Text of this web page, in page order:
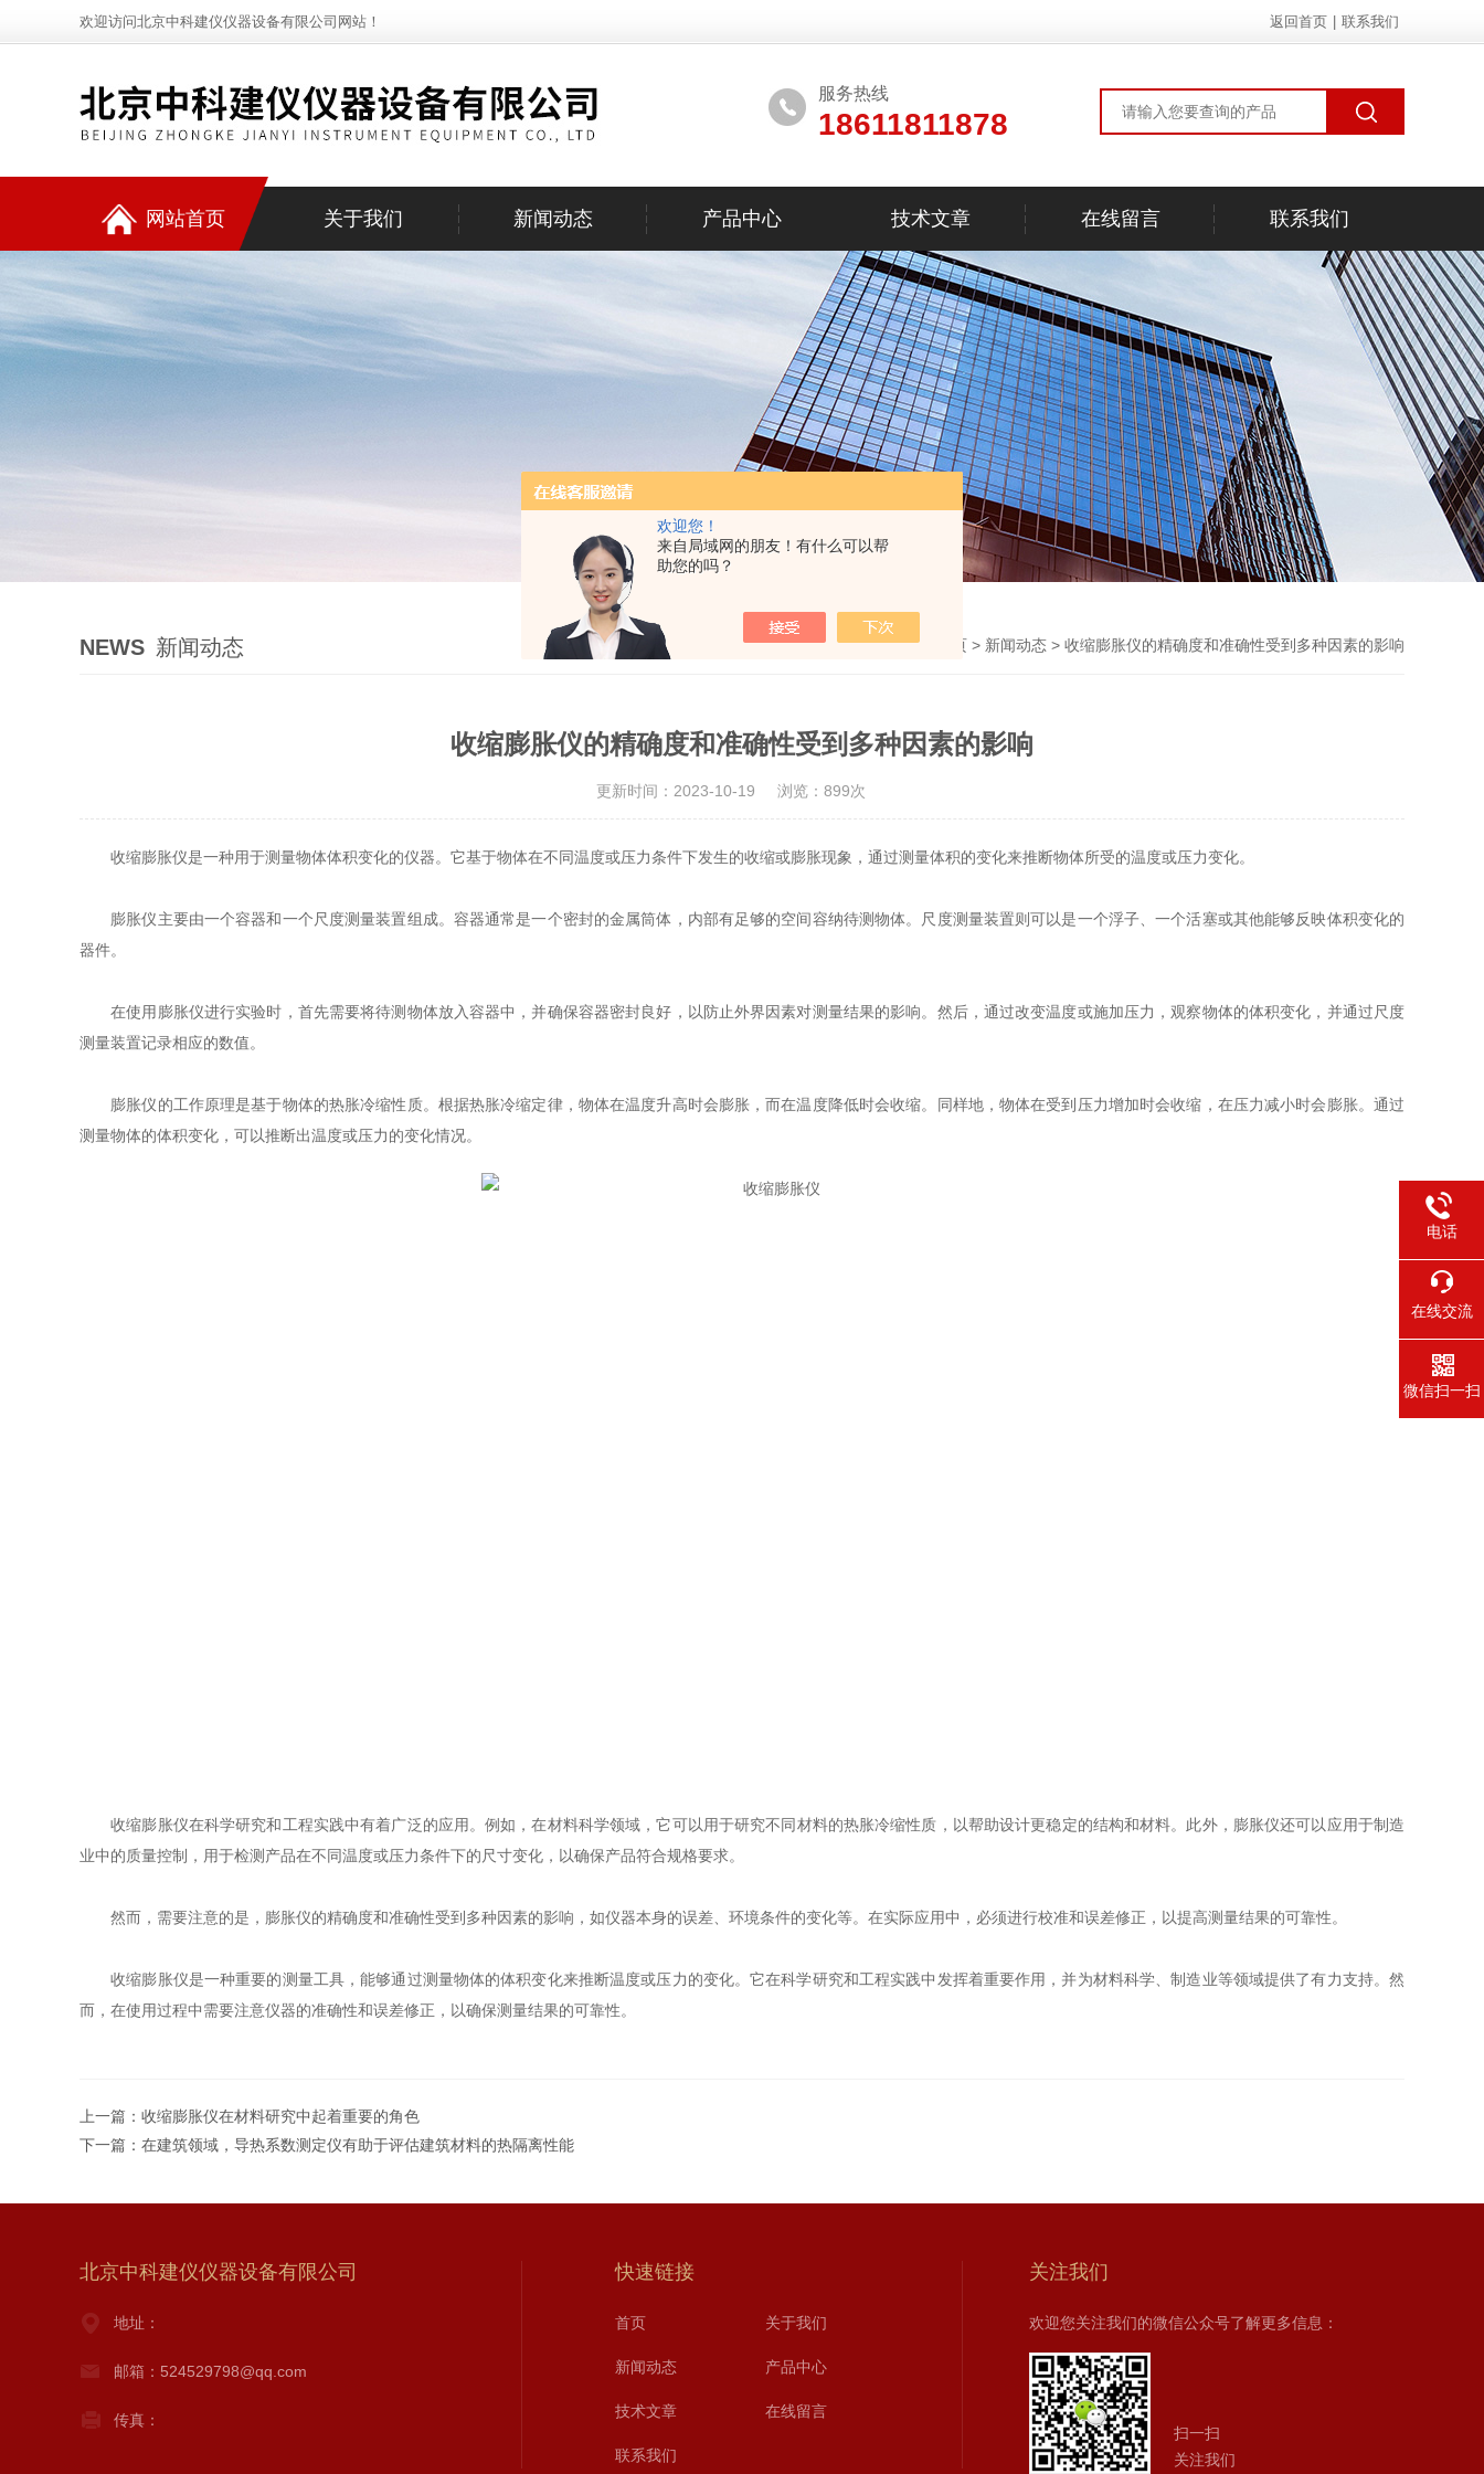
欢迎您！
来自局域网的朋友！有什么可以帮
助您的吗？
欢迎访问北京中科建仪仪器设备有限公司网站！ 返回首页 联系我们
服务热线
18611811878
网站首页 关于我们 新闻动态 产品中心 技术文章 在线留言 联系我们
NEWS 新闻动态 首页 > 新闻动态 > 收缩膨胀仪的精确度和准确性受到多种因素的影响
收缩膨胀仪的精确度和准确性受到多种因素的影响
更新时间：2023-10-19 浏览：899次
收缩膨胀仪是一种用于测量物体体积变化的仪器。它基于物体在不同温度或压力条件下发生的收缩或膨胀现象，通过测量体积的变化来推断物体所受的温度或压力变化。
膨胀仪主要由一个容器和一个尺度测量装置组成。容器通常是一个密封的金属筒体，内部有足够的空间容纳待测物体。尺度测量装置则可以是一个浮子、一个活塞或其他能够反映体积变化的
器件。
在使用膨胀仪进行实验时，首先需要将待测物体放入容器中，并确保容器密封良好，以防止外界因素对测量结果的影响。然后，通过改变温度或施加压力，观察物体的体积变化，并通过尺度
测量装置记录相应的数值。
膨胀仪的工作原理是基于物体的热胀冷缩性质。根据热胀冷缩定律，物体在温度升高时会膨胀，而在温度降低时会收缩。同样地，物体在受到压力增加时会收缩，在压力减小时会膨胀。通过
测量物体的体积变化，可以推断出温度或压力的变化情况。
收缩膨胀仪在科学研究和工程实践中有着广泛的应用。例如，在材料科学领域，它可以用于研究不同材料的热胀冷缩性质，以帮助设计更稳定的结构和材料。此外，膨胀仪还可以应用于制造
业中的质量控制，用于检测产品在不同温度或压力条件下的尺寸变化，以确保产品符合规格要求。
然而，需要注意的是，膨胀仪的精确度和准确性受到多种因素的影响，如仪器本身的误差、环境条件的变化等。在实际应用中，必须进行校准和误差修正，以提高测量结果的可靠性。
收缩膨胀仪是一种重要的测量工具，能够通过测量物体的体积变化来推断温度或压力的变化。它在科学研究和工程实践中发挥着重要作用，并为材料科学、制造业等领域提供了有力支持。然
而，在使用过程中需要注意仪器的准确性和误差修正，以确保测量结果的可靠性。
上一篇： 收缩膨胀仪在材料研究中起着重要的角色
下一篇： 在建筑领域，导热系数测定仪有助于评估建筑材料的热隔离性能
北京中科建仪仪器设备有限公司
地址：
邮箱：524529798@qq.com
传真：
快速链接
首页 关于我们
新闻动态 产品中心
技术文章 在线留言
联系我们
关注我们
欢迎您关注我们的微信公众号了解更多信息：
扫一扫
关注我们
电话
在线交流
微信扫一扫